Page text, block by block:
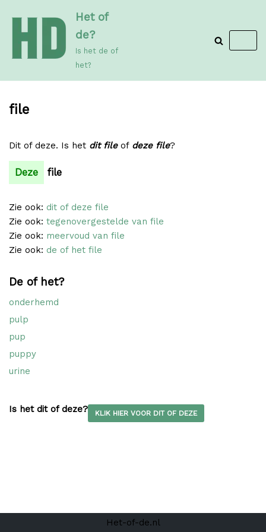
de
inhoud
Het of
de?
Is het de of
het?
file
Dit of deze. Is het dit fileof deze file?
Deze file
Zie ook: dit of deze file
Zie ook: tegenovergestelde van file
Zie ook: meervoud van file
Zie ook: de of het file
De of het?
onderhemd
pulp
pup
puppy
urine
Is het dit of deze? KLIK HIER VOOR DIT OF DEZE
Het-of-de.nl